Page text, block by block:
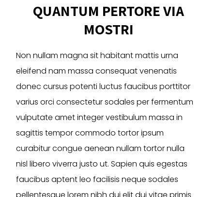
may
be
the
page
options
may
be
on
product
page
QUANTUM PERTORE VIA
MOSTRI
Non nullam magna sit habitant mattis urna
eleifend nam massa consequat venenatis
donec cursus potenti luctus faucibus porttitor
varius orci consectetur sodales per fermentum
vulputate amet integer vestibulum massa in
sagittis tempor commodo tortor ipsum
curabitur congue aenean nullam tortor nulla
nisl libero viverra justo ut. Sapien quis egestas
faucibus aptent leo facilisis neque sodales
pellentesque lorem nibh dui elit dui vitae primis